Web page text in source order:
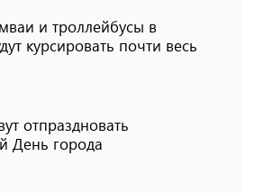
и троллейбусы в
курсировать почти весь
отпраздновать
День города